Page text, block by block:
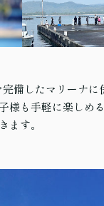
備したマリーナに
様も手軽に楽しめ
ます。